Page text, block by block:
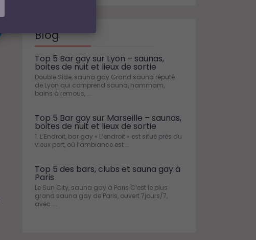
Blog
Top 5 Bar gay sur Lyon – saunas,
boites de nuit et lieux de sortie
Double Side, sauna gay Grand sauna réputé
de Lyon qui comprend sauna, hammam,
bains à remous, ...
Top 5 Bar gay sur Marseille – saunas,
boites de nuit et lieux de sortie
1. L’Endroit, bar gay « L’endroit » est situé près du
vieux port, où l’ambiance est ...
Top 5 des bars, clubs et sauna gay à
Paris
Le Sun City, sauna gay à Paris C’est le plus
grand sauna gay de Paris, ouvert 7jours/7,
avec ...